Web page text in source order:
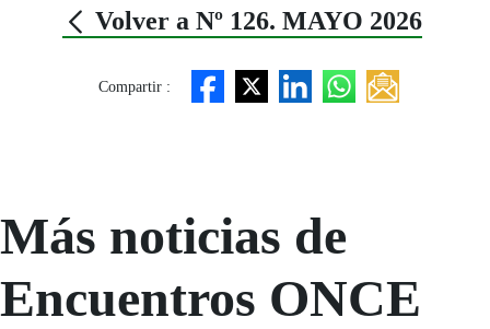
Volver a Nº 126. MAYO 2026
Compartir :
Más noticias de
Encuentros ONCE